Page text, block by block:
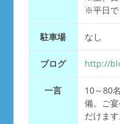
※平日で
駐車場 なし
ブログ http://
一言
10～80
備。ご
だけま